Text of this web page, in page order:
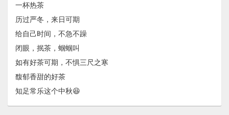
一杯热茶
历过严冬，来日可期
给自己时间，不急不躁
闭眼，抿茶，蝈蝈叫
如有好茶可期，不惧三尺之寒
馥郁香甜的好茶
知足常乐这个中秋😆